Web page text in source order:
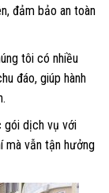
đảm bảo an toàn
tôi có nhiều
đáo, giúp hành
gói dịch vụ với
mà vẫn tận hưởng